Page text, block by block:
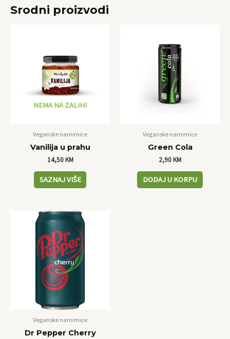
Srodni proizvodi
NEMA NA ZALIHI
Veganske namirnice
Vanilija u prahu
14,50KM
SAZNAJ VIŠE
Veganske namirnice
Green Cola
2,90KM
DODAJ U KORPU
Veganske namirnice
Dr Pepper Cherry